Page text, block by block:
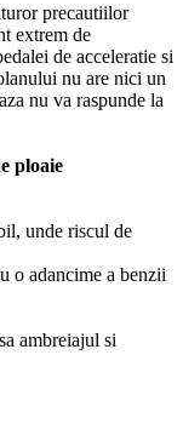
precautiilor
extrem de
de acceleratie si
nu are nici un
nu va raspunde la
ploaie
unde riscul de
o adancime a benzii
ambreiajul si